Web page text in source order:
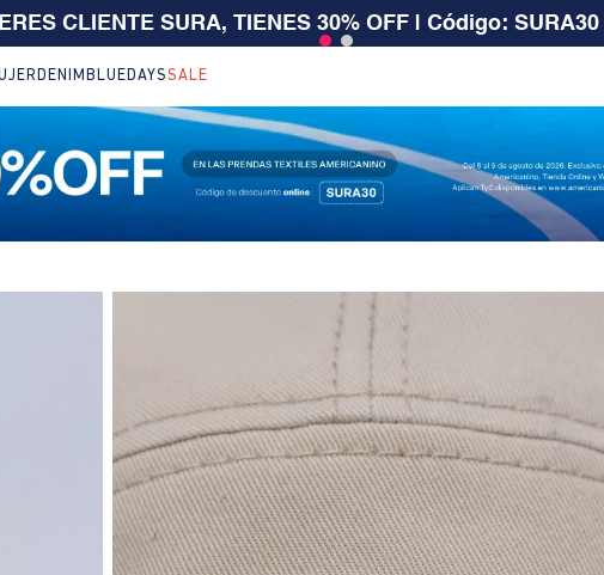
desde $199.000 | 15% EXTRA desde $400.000 en SALE|
DENIM BLUEDAYSSALE